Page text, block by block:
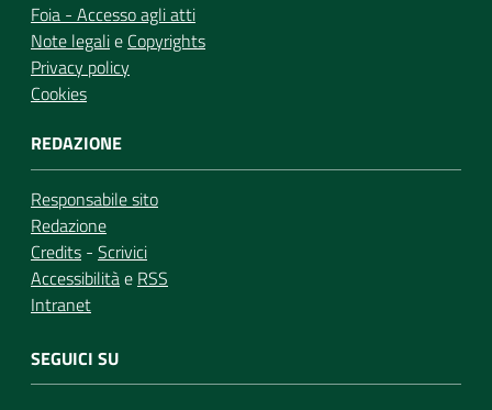
Foia - Accesso agli atti
Note legalie Copyrights
Privacy policy
Cookies
REDAZIONE
Responsabile sito
Redazione
Credits - Scrivici
Accessibilitàe RSS
Intranet
SEGUICI SU